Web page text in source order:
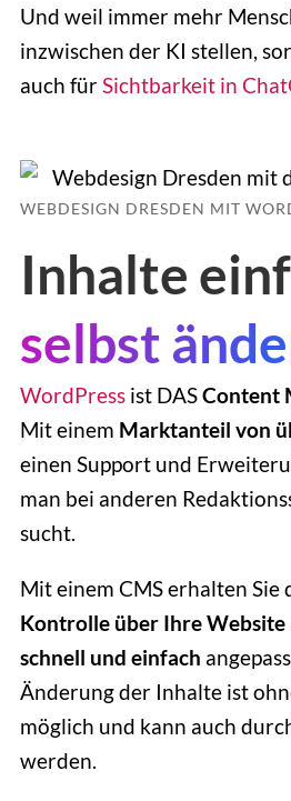
Und weil immer mehr
inzwischen der KI stellen,
auch fürSichtbarkeit in
WEBDESIGN DRESDEN MIT
Inhalte
selbst
WordPress ist DASContent
Mit einem Marktanteil von
einen Support und
man bei anderen
sucht.
Mit einem CMS erhalten Sie
Kontrolle über Ihre Website
schnell und einfach
Änderung der Inhalte ist
möglich und kann auch
werden.